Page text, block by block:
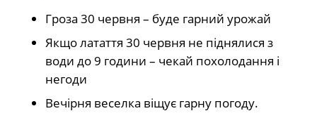
Гроза 30 червня – буде гарний урожай
Якщо латаття 30 червня не піднялися з
води до 9 години – чекай похолодання і
негоди
Вечірня веселка віщує гарну погоду.